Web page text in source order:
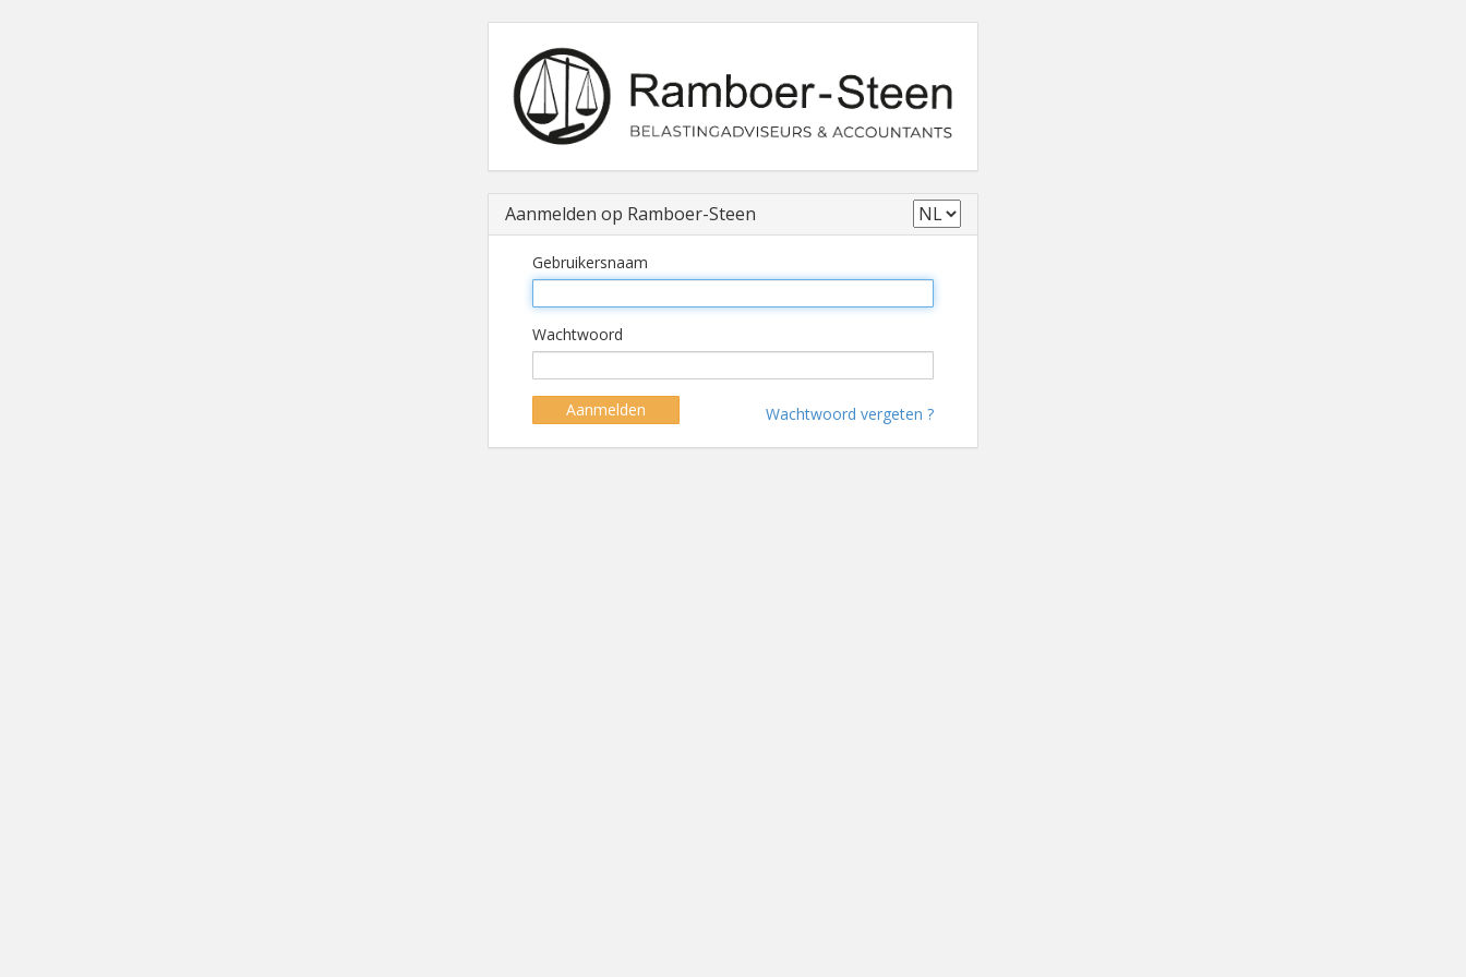
Aanmelden op Ramboer-Steen
Gebruikersnaam
Wachtwoord
Aanmelden Wachtwoord vergeten ?